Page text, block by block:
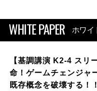
WHITE PAPER ホワイ
【基調講演 K2-4 スリ
命！ゲームチェンジャ
既存概念を破壊する！